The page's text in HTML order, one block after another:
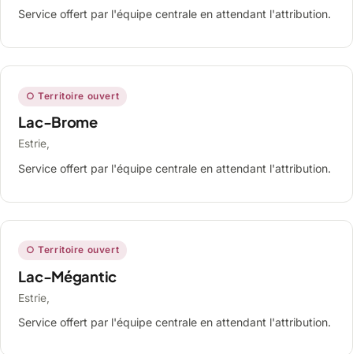
Service offert par l'équipe centrale en attendant l'attribution.
○ Territoire ouvert
Lac-Brome
Estrie,
Service offert par l'équipe centrale en attendant l'attribution.
○ Territoire ouvert
Lac-Mégantic
Estrie,
Service offert par l'équipe centrale en attendant l'attribution.